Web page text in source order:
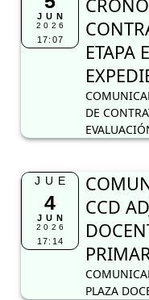
JUN
2026
17:07
ETAPA
DE
JUE
4
JUN
2026
17:14
CCD
PLAZA